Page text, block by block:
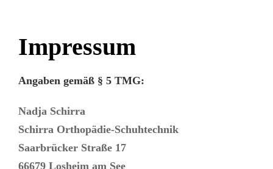
Impressum
Angaben gemäß § 5 TMG:
Nadja Schirra
Schirra Orthopädie-Schuhtechnik
Saarbrücker Straße 17
66679 Losheim am See